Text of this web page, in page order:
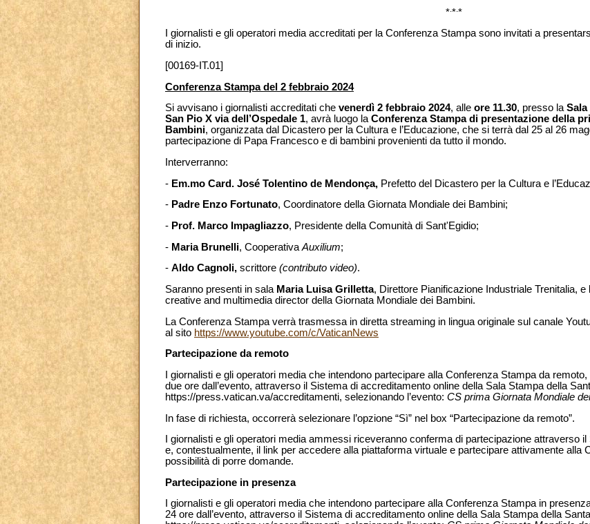
***
I giornalisti e gli operatori media accreditati per la Conferenza Stampa sono invitati a
di inizio.
[00169-IT.01]
Conferenza Stampa del 2 febbraio 2024
Si avvisano i giornalisti accreditati che venerdì 2 febbraio 2024, alle ore 11.30, presso laSala
San Pio X via dell’Ospedale 1, avrà luogo laConferenza Stampa di presentazione della
Bambini, organizzata dal Dicastero per la Cultura e l’Educazione, che si terrà dal 25 al 26
partecipazione di Papa Francesco e di bambini provenienti da tutto il mondo.
Interverranno:
- Em.mo Card. José Tolentino de Mendonça, Prefetto del Dicastero per la Cultura e
- Padre Enzo Fortunato, Coordinatore della Giornata Mondiale dei Bambini;
- Prof. Marco Impagliazzo, Presidente della Comunità di Sant'Egidio;
- Maria Brunelli, Cooperativa Auxilium;
- Aldo Cagnoli, scrittore (contributo video).
Saranno presenti in sala Maria Luisa Grilletta, Direttore Pianificazione Industriale Trenitalia, e
creative and multimedia director della Giornata Mondiale dei Bambini.
La Conferenza Stampa verrà trasmessa in diretta streaming in lingua originale sul canale
al sito https://www.youtube.com/c/VaticanNews
Partecipazione da remoto
I giornalisti e gli operatori media che intendono partecipare alla Conferenza Stampa da
due ore dall’evento, attraverso il Sistema di accreditamento online della Sala Stampa della
https://press.vatican.va/accreditamenti, selezionando l’evento: CS prima Giornata Mondiale
In fase di richiesta, occorrerà selezionare l’opzione “Sì” nel box “Partecipazione da remoto”.
I giornalisti e gli operatori media ammessi riceveranno conferma di partecipazione attraverso
e, contestualmente, il link per accedere alla piattaforma virtuale e partecipare attivamente alla
possibilità di porre domande.
Partecipazione in presenza
I giornalisti e gli operatori media che intendono partecipare alla Conferenza Stampa in
24 ore dall’evento, attraverso il Sistema di accreditamento online della Sala Stampa della